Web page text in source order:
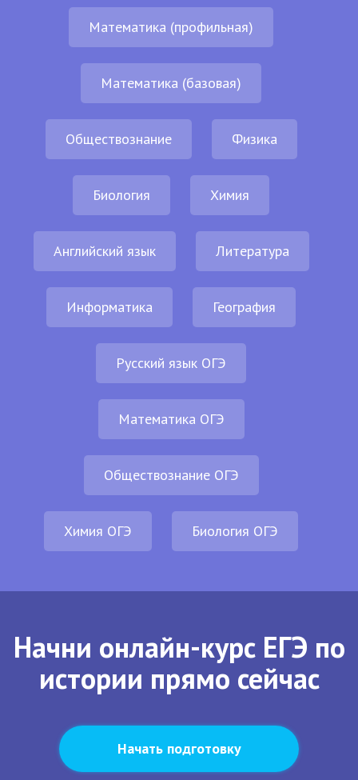
Математика (профильная)
Математика (базовая)
Обществознание Физика
Биология Химия
Английский язык Литература
Информатика География
Русский язык ОГЭ
Математика ОГЭ
Обществознание ОГЭ
Химия ОГЭ Биология ОГЭ
Начни онлайн-курс ЕГЭ по
истории прямо сейчас
Начать подготовку